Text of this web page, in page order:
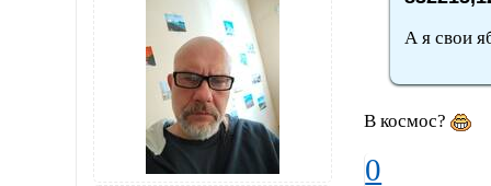
А я свои
В космос?
0